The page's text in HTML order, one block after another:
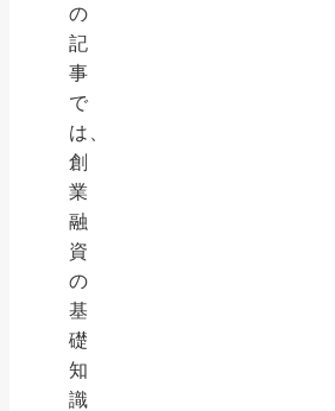
の
記
事
で
は、
創
業
融
資
の
基
礎
知
識